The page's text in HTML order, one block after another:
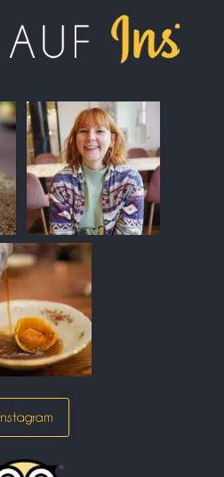
Instagram